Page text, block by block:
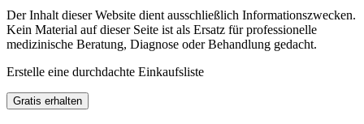
Der Inhalt dieser Website dient ausschließlich Informationszwecken.
Kein Material auf dieser Seite ist als Ersatz für professionelle
medizinische Beratung, Diagnose oder Behandlung gedacht.
Erstelle eine durchdachte Einkaufsliste
Gratis erhalten